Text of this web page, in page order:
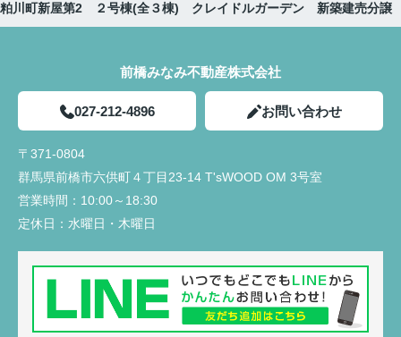
川町新屋第2 ２号棟(全３棟) クレイドルガーデン 新築建売分譲
前橋みなみ不動産株式会社
027-212-4896 お問い合わせ
〒371-0804
群馬県前橋市六供町４丁目23‐14 T'sWOOD OM 3号室
営業時間： 10:00～18:30
定休日： 水曜日・木曜日